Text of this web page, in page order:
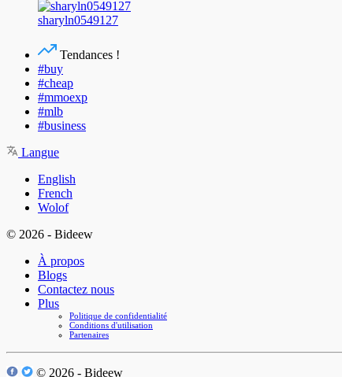
sharyln0549127
Tendances !
#buy
#cheap
#mmoexp
#mlb
#business
Langue
English
French
Wolof
© 2026 - Bideew
À propos
Blogs
Contactez nous
Plus
Politique de confidentialité
Conditions d'utilisation
Partenaires
© 2026 - Bideew